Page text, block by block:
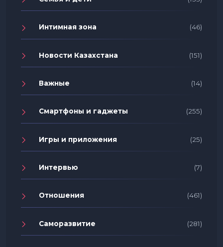
Интимная зона (46)
Новости Казахстана (151)
Важные (14)
Смартфоны и гаджеты (255)
Игры и приложения (25)
Интервью (7)
Отношения (461)
Саморазвитие (281)